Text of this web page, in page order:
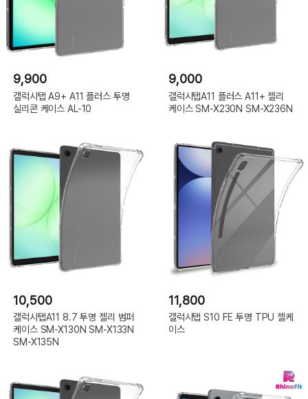
9,900
갤럭시탭 A9+ A11 플러스 투명
실리콘 케이스 AL-10
9,000
갤럭시탭A11 플러스 A11+ 젤리
케이스 SM-X230N SM-X236N
10,500
갤럭시탭A11 8.7 투명 젤리 범퍼
케이스 SM-X130N SM-X133N
SM-X135N
11,800
갤럭시탭 S10 FE 투명 TPU 젤케
이스